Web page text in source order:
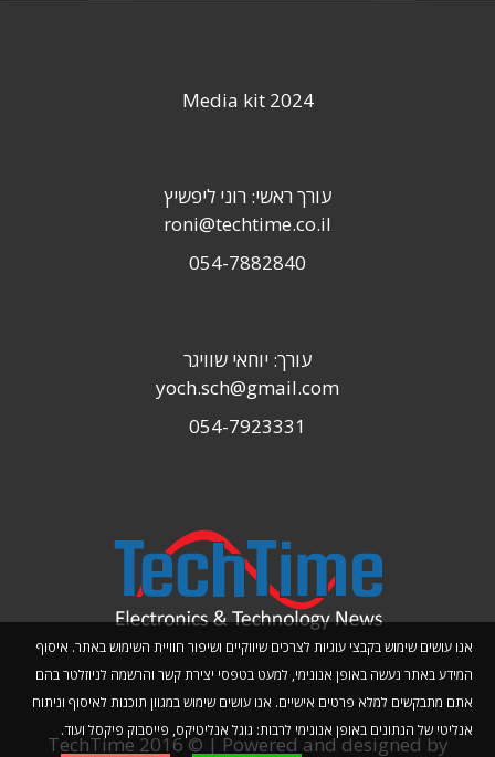
אנו עושים שימוש בקבצי עוגיות לצרכים שיווקיים ושיפור חוויית השימוש באתר. איסוף
המידע באתר נעשה באופן אנונימי, למעט בטפסי יצירת קשר והרשמה לניוזלטר בהם
אתם מתבקשים למלא פרטים אישיים. אנו עושים שימוש במגוון תוכנות לאיסוף וניתוח
אנליטי של הנתונים באופן אנונימי לרבות: גוגל אנליטיקס, פייסבוק פיקסל ועוד.
Media kit 2024
עורך ראשי: רוני ליפשיץ
roni@techtime.co.il
054-7882840
עורך: יוחאי שוויגר
yoch.sch@gmail.com
054-7923331
TechTime 2016 © | Powered and designed by